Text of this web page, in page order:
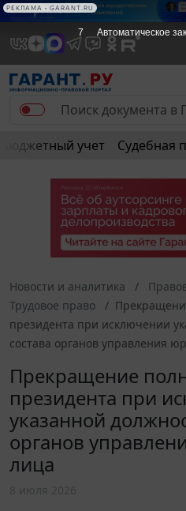
РЕКЛАМА
Бюджетный учет Судебная
Новости и аналитика
Трудовое право
президента при исключении
состава органов управления
Прекращение
президента при
указанной
органов
лица
6 Автоматическое
РЕКЛАМА • GARANT.RU